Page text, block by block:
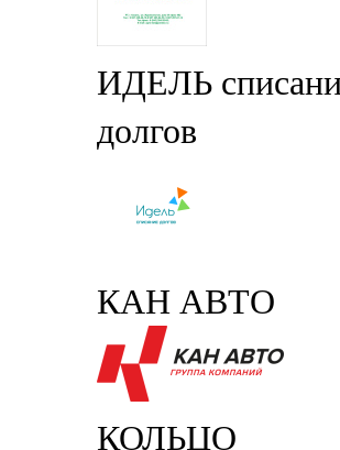
ИДЕЛЬ
долгов
КАН АВТО
КОЛЬЦО